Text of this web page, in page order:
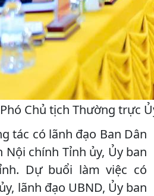
Chủ tịch Thường trực
tác có lãnh đạo Ban Dân
chính Tỉnh ủy, Ủy ban
Dự buổi làm việc có
lãnh đạo UBND, Ủy ban